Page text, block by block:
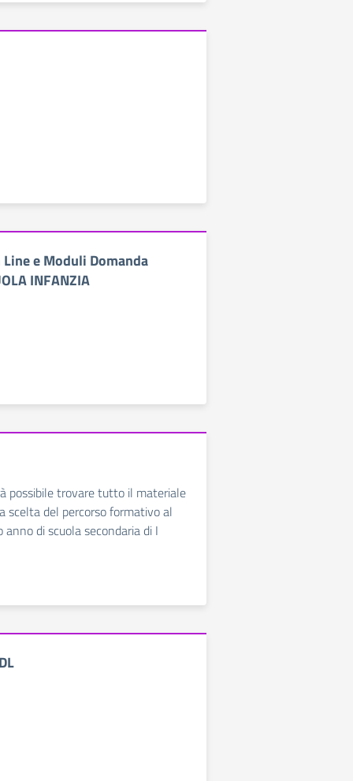
Line e Moduli Domanda
INFANZIA
possibile trovare tutto il materiale
scelta del percorso formativo al
di scuola secondaria di I